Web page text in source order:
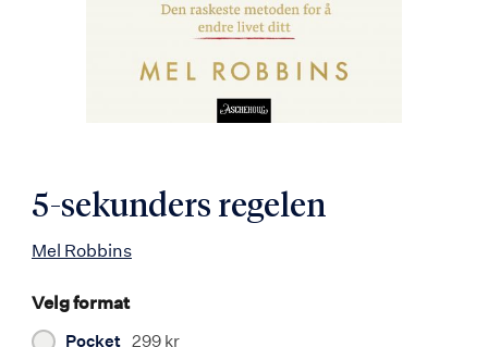
5-sekunders regelen
Mel Robbins
Velg format
Pocket 299 kr